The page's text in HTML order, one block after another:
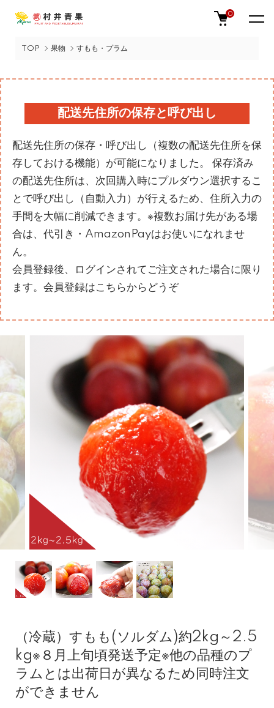
0
TOP 果物 すもも・プラム
配送先住所の保存と呼び出し
配送先住所の保存・呼び出し（複数の配送先住所を保
存しておける機能）が可能になりました。 保存済み
の配送先住所は、次回購入時にプルダウン選択するこ
とで呼び出し（自動入力）が行えるため、住所入力の
手間を大幅に削減できます。※複数お届け先がある場
合は、代引き・AmazonPayはお使いになれませ
ん。
会員登録後、ログインされてご注文された場合に限り
ます。 会員登録はこちらからどうぞ
（冷蔵）すもも(ソルダム)約2kg～2.5
kg※８月上旬頃発送予定※他の品種のプ
ラムとは出荷日が異なるため同時注文
ができません